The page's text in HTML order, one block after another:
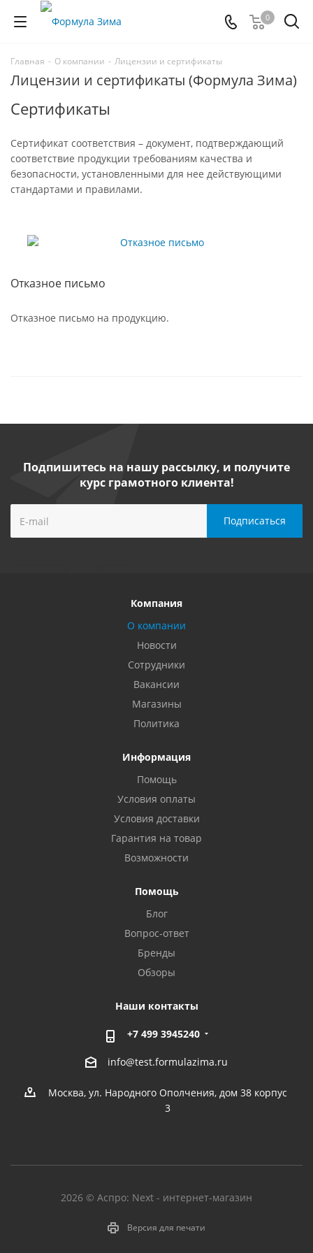
0
Главная - О компании - Лицензии и сертификаты
Лицензии и сертификаты (Формула Зима)
Сертификаты
Сертификат соответствия – документ, подтверждающий
соответствие продукции требованиям качества и
безопасности, установленными для нее действующими
стандартами и правилами.
Отказное письмо
Отказное письмо на продукцию.
Подпишитесь на нашу рассылку, и получите
курс грамотного клиента!
Компания
О компании
Новости
Сотрудники
Вакансии
Магазины
Политика
Информация
Помощь
Условия оплаты
Условия доставки
Гарантия на товар
Возможности
Помощь
Блог
Вопрос-ответ
Бренды
Обзоры
Наши контакты
+7 499 3945240
info@test.formulazima.ru
Москва, ул. Народного Ополчения, дом 38 корпус
3
2026 © Аспро: Next - интернет-магазин
Версия для печати